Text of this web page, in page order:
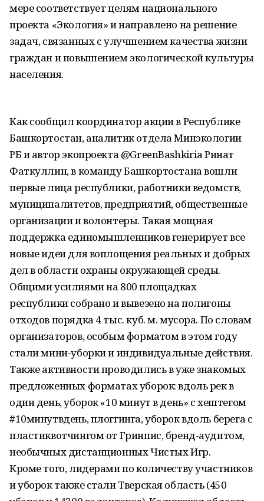
мере соответствует целям национального
проекта «Экология» и направлено на решение
задач, связанных с улучшением качества жизни
граждан и повышением экологической культуры
населения.
Как сообщил координатор акции в Республике
Башкортостан, аналитик отдела Минэкологии
РБ и автор экопроекта @GreenBashkiria Ринат
Фаткуллин, в команду Башкортостана вошли
первые лица республики, работники ведомств,
муниципалитетов, предприятий, общественные
организации и волонтеры. Такая мощная
поддержка единомышленников генерирует все
новые идеи для воплощения реальных и добрых
дел в области охраны окружающей среды.
Общими усилиями на 800 площадках
республики собрано и вывезено на полигоны
отходов порядка 4 тыс. куб. м. мусора. По словам
организаторов, особым форматом в этом году
стали мини-уборки и индивидуальные действия.
Также активности проводились в уже знакомых
предложенных форматах уборок: вдоль рек в
один день, уборок «10 минут в день» с хештегом
#10минутвдень, плоггинга, уборок вдоль берега с
пластиквотчингом от Гринпис, бренд-аудитом,
необычных дистанционных Чистых Игр.
Кроме того, лидерами по количеству участников
и уборок также стали Тверская область (450